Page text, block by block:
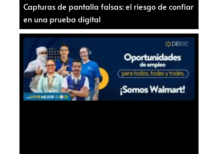
Capturas de pantalla falsas: el riesgo de confiar
en una prueba digital